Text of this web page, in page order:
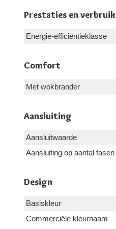
Prestaties en verbruik
Energie-efficiëntieklasse
Comfort
Met wokbrander
Aansluiting
Aansluitwaarde
Aansluiting op aantal fasen
Design
Basiskleur
Commerciële kleurnaam